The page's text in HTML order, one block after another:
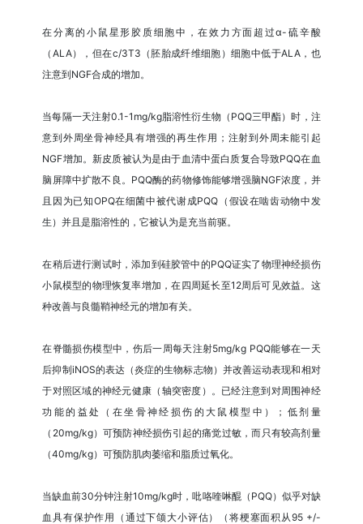
在分离的小鼠星形胶质细胞中，在效力方面超过α-硫辛酸
（ALA），但在c/3T3（胚胎成纤维细胞）细胞中低于ALA，也
注意到NGF合成的增加。
当每隔一天注射0.1-1mg/kg脂溶性衍生物（PQQ三甲酯）时，注
意到外周坐骨神经具有增强的再生作用；注射到外周未能引起
NGF增加。新皮质被认为是由于血清中蛋白质复合导致PQQ在血
脑屏障中扩散不良。PQQ酶的药物修饰能够增强脑NGF浓度，并
且因为已知OPQ在细菌中被代谢成PQQ（假设在啮齿动物中发
生）并且是脂溶性的，它被认为是充当前驱。
在稍后进行测试时，添加到硅胶管中的PQQ证实了物理神经损伤
小鼠模型的物理恢复率增加，在四周延长至12周后可见效益。这
种改善与良髓鞘神经元的增加有关。
在脊髓损伤模型中，伤后一周每天注射5mg/kg PQQ能够在一天
后抑制iNOS的表达（炎症的生物标志物）并改善运动表现和相对
于对照区域的神经元健康（轴突密度）。已经注意到对周围神经
功能的益处（在坐骨神经损伤的大鼠模型中）；低剂量
（20mg/kg）可预防神经损伤引起的痛觉过敏，而只有较高剂量
（40mg/kg）可预防肌肉萎缩和脂质过氧化。
当缺血前30分钟注射10mg/kg时，吡咯喹啉醌（PQQ）似乎对缺
血具有保护作用（通过下颌大小评估）（将梗塞面积从95 +/-